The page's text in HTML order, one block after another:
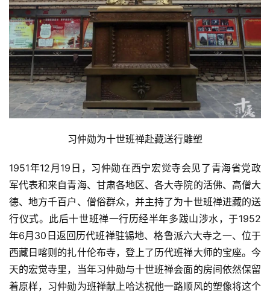
教
人
物
寺
院
巡
礼
纪
录
佛
教
艺
术
登录 注册
习仲勋为十世班禅赴藏送行雕塑
1951年12月19日，习仲勋在西宁宏觉寺会见了青海省党政
军代表和来自青海、甘肃各地区、各大寺院的活佛、高僧大
德、地方千百户、僧俗群众，并主持了为十世班禅进藏的送
行仪式。此后十世班禅一行历经半年多跋山涉水，于1952
年6月30日返回历代班禅驻锡地、格鲁派六大寺之一、位于
西藏日喀则的扎什伦布寺，登上了历代班禅大师的宝座。今
天的宏觉寺里，当年习仲勋与十世班禅会面的房间依然保留
着原样，习仲勋为班禅献上哈达祝他一路顺风的塑像将这个